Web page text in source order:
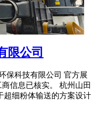
限公司
保科技有限公司 官方展
信息已核实。 杭州山田
超细粉体输送的方案设计